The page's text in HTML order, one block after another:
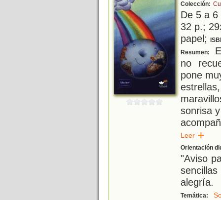
Colección:
De 5 a
32 p.;
papel;
Resumen:
no
pone
sonrisa
Leer
Orientación
"Aviso
alegría.
Temática: